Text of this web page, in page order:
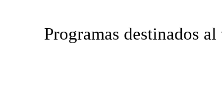
Programas destinados